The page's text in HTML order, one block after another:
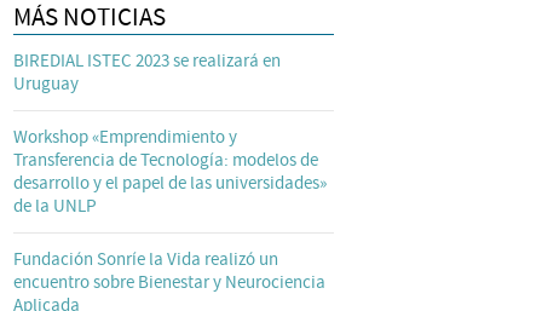
MÁS NOTICIAS
BIREDIAL ISTEC 2023 se realizará en
Uruguay
Workshop «Emprendimiento y
Transferencia de Tecnología: modelos de
desarrollo y el papel de las universidades»
de la UNLP
Fundación Sonríe la Vida realizó un
encuentro sobre Bienestar y Neurociencia
Aplicada